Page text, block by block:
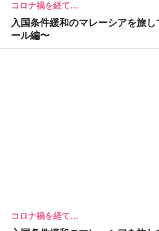
コロナ禍を経て…
入国条件緩和のマレーシアを旅
ール編〜
コロナ禍を経て…